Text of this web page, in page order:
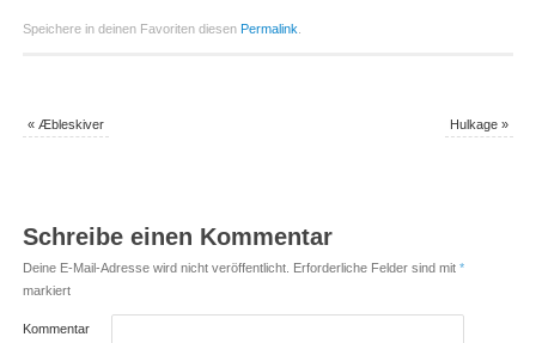
Speichere in deinen Favoriten diesen Permalink
«Æbleskiver Hulkage»
Schreibe einen Kommentar
Deine E-Mail-Adresse wird nicht veröffentlicht. Erforderliche Felder sind mit *
markiert
Kommentar